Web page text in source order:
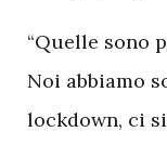
“Quelle sono
Noi abbiamo
lockdown, ci